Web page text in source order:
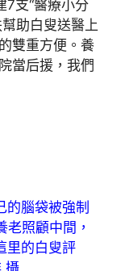
7支“醫療小分
助白叟送醫上
雙重方便。養
當后援，我們
腦袋被強制
照顧中間，
里的白叟評
攝